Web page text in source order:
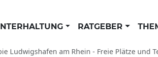
RATGEBER
Ludwigshafen am Rhein - Freie Plätze und Termine: